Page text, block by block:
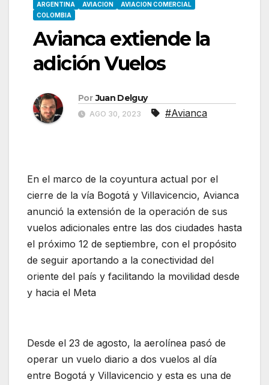
ARGENTINA AVIACION
AVIACION COMERCIAL
COLOMBIA
Avianca extiende la
adición Vuelos
Por Juan Delguy
AGO 30, 2023 #Avianca
En el marco de la coyuntura actual por el
cierre de la vía Bogotá y Villavicencio, Avianca
anunció la extensión de la operación de sus
vuelos adicionales entre las dos ciudades hasta
el próximo 12 de septiembre, con el propósito
de seguir aportando a la conectividad del
oriente del país y facilitando la movilidad desde
y hacia el Meta
Desde el 23 de agosto, la aerolínea pasó de
operar un vuelo diario a dos vuelos al día
entre Bogotá y Villavicencio y esta es una de